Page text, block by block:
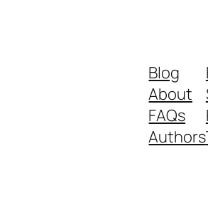
Blog
About
FAQs
Authors